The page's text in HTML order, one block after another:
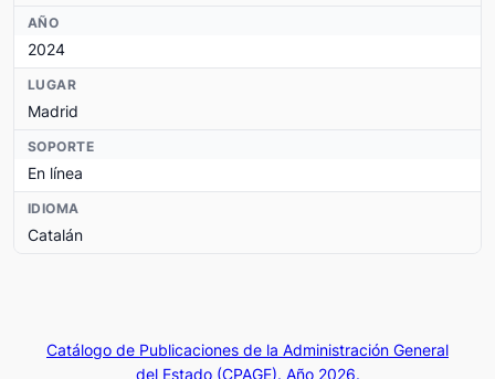
AÑO
2024
LUGAR
Madrid
SOPORTE
En línea
IDIOMA
Catalán
Catálogo de Publicaciones de la Administración General
del Estado (CPAGE). Año 2026.